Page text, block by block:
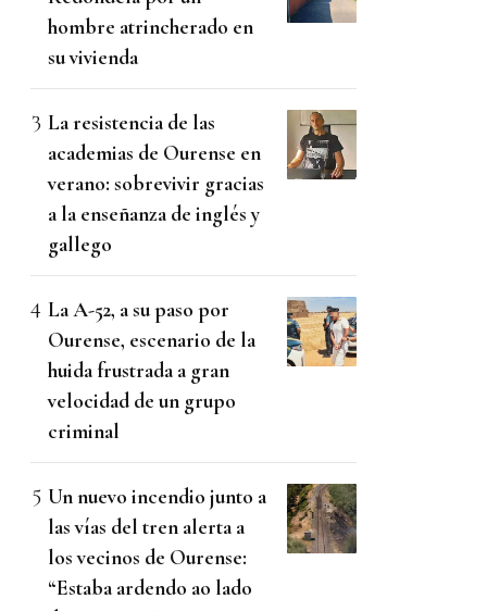
hombre atrincherado en
su vivienda
La resistencia de las
academias de Ourense en
verano: sobrevivir gracias
a la enseñanza de inglés y
gallego
La A-52, a su paso por
Ourense, escenario de la
huida frustrada a gran
velocidad de un grupo
criminal
Un nuevo incendio junto a
las vías del tren alerta a
los vecinos de Ourense:
“Estaba ardendo ao lado